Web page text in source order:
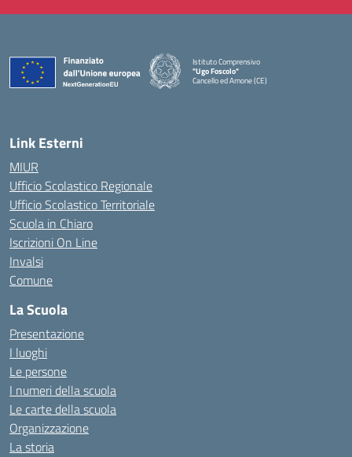
Istituto Comprensivo
"Ugo Foscolo"
Cancello ed Arnone (CE)
Link Esterni
MIUR
Ufficio Scolastico Regionale
Ufficio Scolastico Territoriale
Scuola in Chiaro
Iscrizioni On Line
Invalsi
Comune
La Scuola
Presentazione
I luoghi
Le persone
I numeri della scuola
Le carte della scuola
Organizzazione
La storia